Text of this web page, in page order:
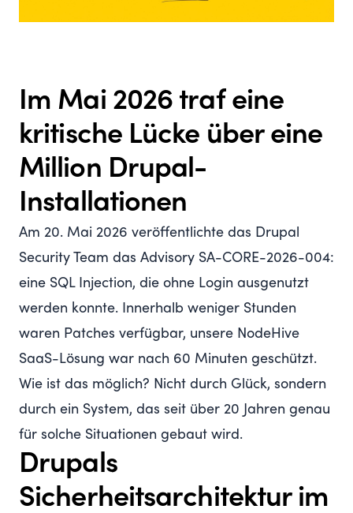
Im Mai 2026 traf eine
kritische Lücke über eine
Million Drupal-
Installationen
Am 20. Mai 2026 veröffentlichte das Drupal
Security Team das Advisory SA-CORE-2026-004:
eine SQL Injection, die ohne Login ausgenutzt
werden konnte. Innerhalb weniger Stunden
waren Patches verfügbar, unsere NodeHive
SaaS-Lösung war nach 60 Minuten geschützt.
Wie ist das möglich? Nicht durch Glück, sondern
durch ein System, das seit über 20 Jahren genau
für solche Situationen gebaut wird.
Drupals
Sicherheitsarchitektur im